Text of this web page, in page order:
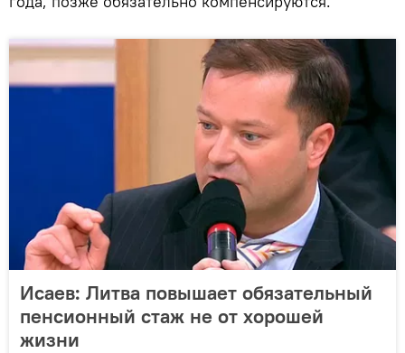
Исаев: Литва повышает обязательный
пенсионный стаж не от хорошей
жизни